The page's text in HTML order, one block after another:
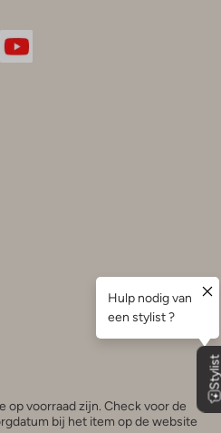
op voorraad zijn. Check voor de
bij het item op de website